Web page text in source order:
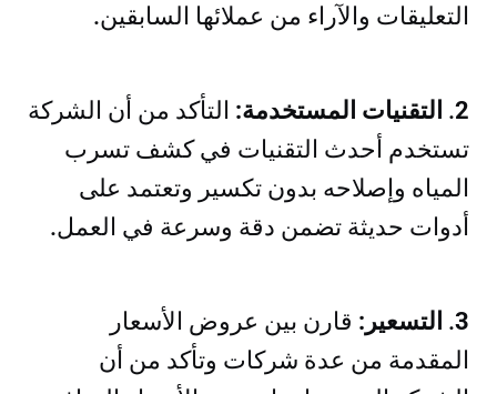
التعليقات والآراء من عملائها السابقين.
2
. التقنيات المستخدمة: التأكد من أن الشركة
تستخدم أحدث التقنيات في كشف تسرب
المياه وإصلاحه بدون تكسير وتعتمد على
أدوات حديثة تضمن دقة وسرعة في العمل.
3
. التسعير: قارن بين عروض الأسعار
المقدمة من عدة شركات وتأكد من أن